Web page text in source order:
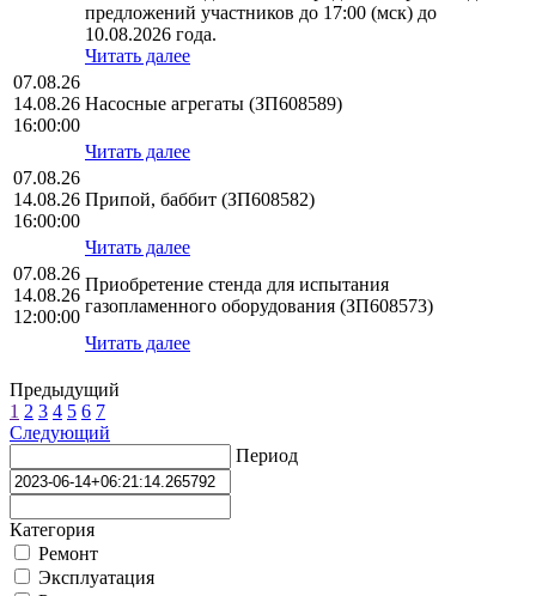
предложений участников до 17:00 (мск) до
10.08.2026 года.
Читать далее
07.08.26
14.08.26
16:00:00
Насосные агрегаты (ЗП608589)
Читать далее
07.08.26
14.08.26
16:00:00
Припой, баббит (ЗП608582)
Читать далее
07.08.26
14.08.26
12:00:00
Приобретение стенда для испытания
газопламенного оборудования (ЗП608573)
Читать далее
Предыдущий
1 2 3 4 5 6 7
Следующий
Период
Категория
Ремонт
Эксплуатация